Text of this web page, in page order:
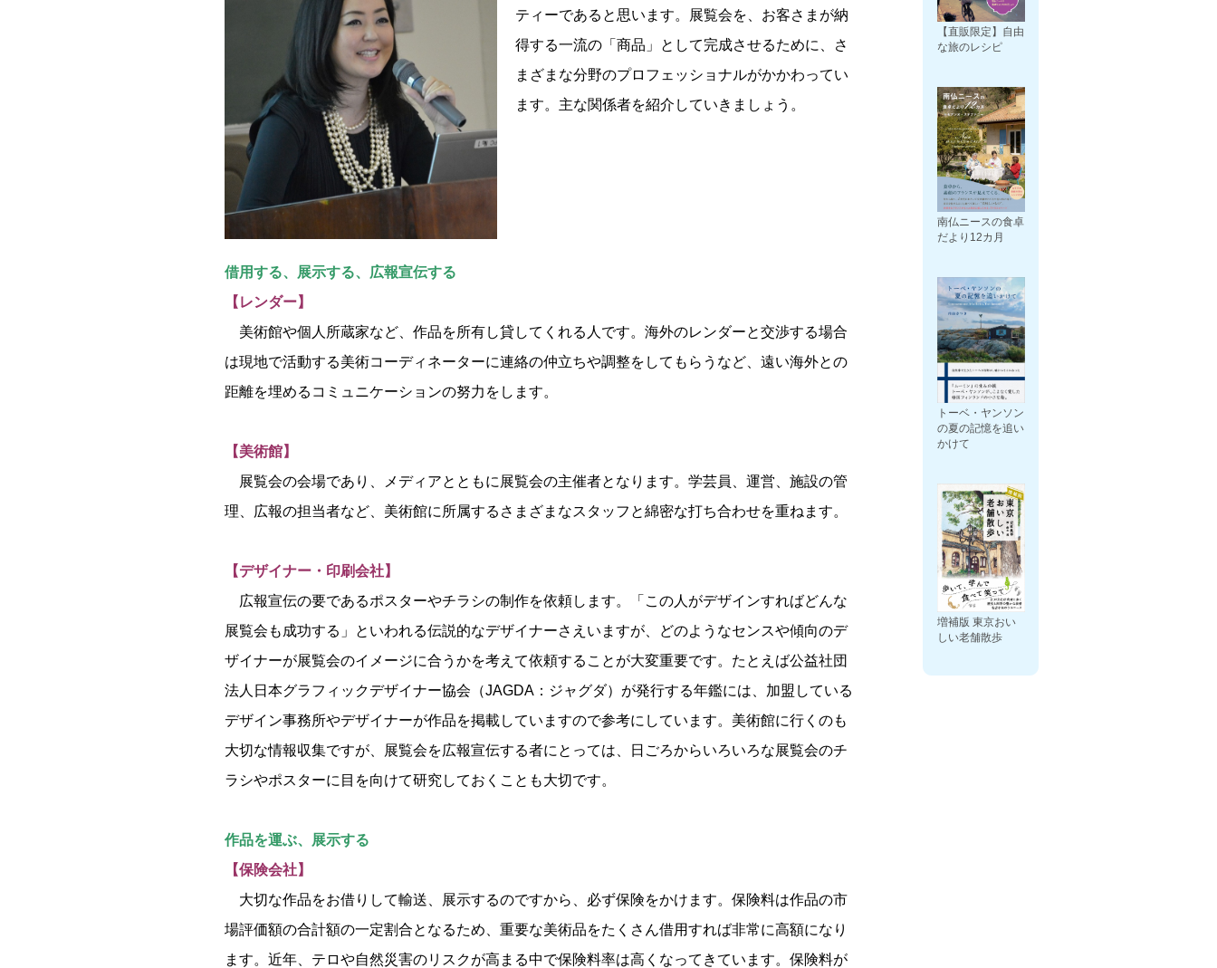
ティーであると思います。展覧会を、お客さまが納
得する一流の「商品」として完成させるために、さ
まざまな分野のプロフェッショナルがかかわってい
ます。主な関係者を紹介していきましょう。
借用する、展示する、広報宣伝する
【レンダー】
美術館や個人所蔵家など、作品を所有し貸してくれる人です。海外のレンダーと交渉する場合
は現地で活動する美術コーディネーターに連絡の仲立ちや調整をしてもらうなど、遠い海外との
距離を埋めるコミュニケーションの努力をします。
【美術館】
展覧会の会場であり、メディアとともに展覧会の主催者となります。学芸員、運営、施設の管
理、広報の担当者など、美術館に所属するさまざまなスタッフと綿密な打ち合わせを重ねます。
【デザイナー・印刷会社】
広報宣伝の要であるポスターやチラシの制作を依頼します。「この人がデザインすればどんな
展覧会も成功する」といわれる伝説的なデザイナーさえいますが、どのようなセンスや傾向のデ
ザイナーが展覧会のイメージに合うかを考えて依頼することが大変重要です。たとえば公益社団
法人日本グラフィックデザイナー協会（JAGDA：ジャグダ）が発行する年鑑には、加盟している
デザイン事務所やデザイナーが作品を掲載していますので参考にしています。美術館に行くのも
大切な情報収集ですが、展覧会を広報宣伝する者にとっては、日ごろからいろいろな展覧会のチ
ラシやポスターに目を向けて研究しておくことも大切です。
作品を運ぶ、展示する
【保険会社】
大切な作品をお借りして輸送、展示するのですから、必ず保険をかけます。保険料は作品の市
場評価額の合計額の一定割合となるため、重要な美術品をたくさん借用すれば非常に高額になり
ます。近年、テロや自然災害のリスクが高まる中で保険料率は高くなってきています。保険料が
【直販限定】自由
な旅のレシピ
南仏ニースの食卓
だより12カ月
トーベ・ヤンソン
の夏の記憶を追い
かけて
増補版 東京おい
しい老舗散歩